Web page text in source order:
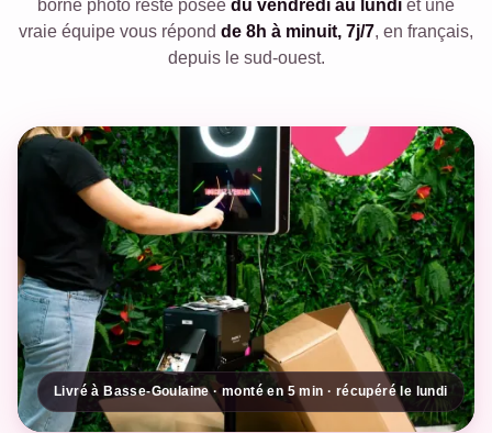
borne photo reste posée du vendredi au lundi et une
vraie équipe vous répond de 8h à minuit, 7j/7, en français,
depuis le sud-ouest.
Livré à Basse-Goulaine · monté en 5 min · récupéré le lundi